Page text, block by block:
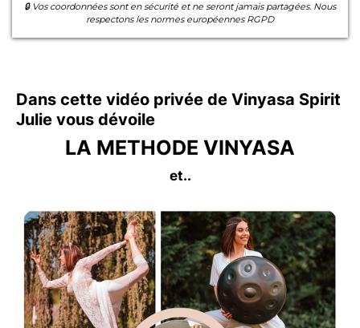
🔒 Vos coordonnées sont en sécurité et ne seront jamais partagées. Nous
respectons les normes européennes RGPD
Dans cette vidéo privée de Vinyasa Spirit
Julie vous dévoile
LA METHODE VINYASA
et..